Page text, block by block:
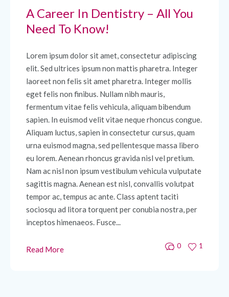
A Career In Dentistry – All You
Need To Know!
Lorem ipsum dolor sit amet, consectetur adipiscing
elit. Sed ultrices ipsum non mattis pharetra. Integer
laoreet non felis sit amet pharetra. Integer mollis
eget felis non finibus. Nullam nibh mauris,
fermentum vitae felis vehicula, aliquam bibendum
sapien. In euismod velit vitae neque rhoncus congue.
Aliquam luctus, sapien in consectetur cursus, quam
urna euismod magna, sed pellentesque massa libero
eu lorem. Aenean rhoncus gravida nisl vel pretium.
Nam ac nisl non ipsum vestibulum vehicula vulputate
sagittis magna. Aenean est nisl, convallis volutpat
tempor ac, tempus ac ante. Class aptent taciti
sociosqu ad litora torquent per conubia nostra, per
inceptos himenaeos. Fusce...
Read More 0 1